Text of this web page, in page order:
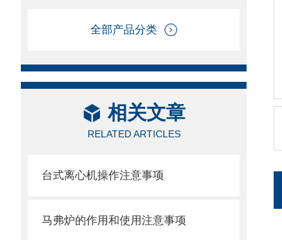
全部产品分类
相关文章
RELATED ARTICLES
台式离心机操作注意事项
马弗炉的作用和使用注意事项